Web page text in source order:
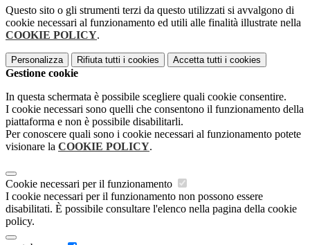
Questo sito o gli strumenti terzi da questo utilizzati si avvalgono di
cookie necessari al funzionamento ed utili alle finalità illustrate nella
COOKIE POLICY.
Personalizza Rifiuta tutti i cookies Accetta tutti i cookies
Gestione cookie
In questa schermata è possibile scegliere quali cookie consentire.
I cookie necessari sono quelli che consentono il funzionamento della
piattaforma e non è possibile disabilitarli.
Per conoscere quali sono i cookie necessari al funzionamento potete
visionare la COOKIE POLICY.
Cookie necessari per il funzionamento
I cookie necessari per il funzionamento non possono essere
disabilitati. È possibile consultare l'elenco nella pagina della cookie
policy.